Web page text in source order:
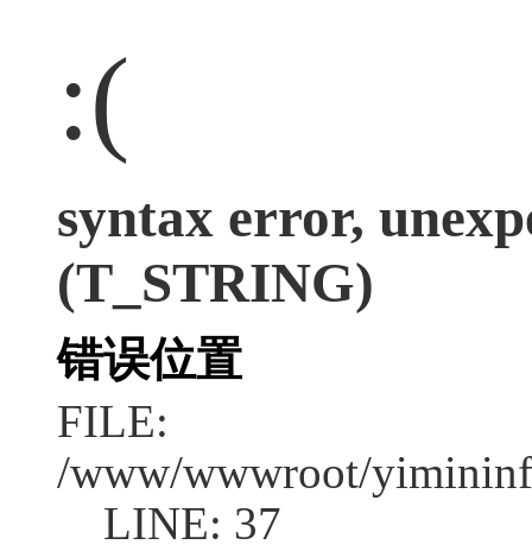
:(
syntax error,
(T_STRING)
错误位置
FILE:
/www/wwwroot/
LINE: 37